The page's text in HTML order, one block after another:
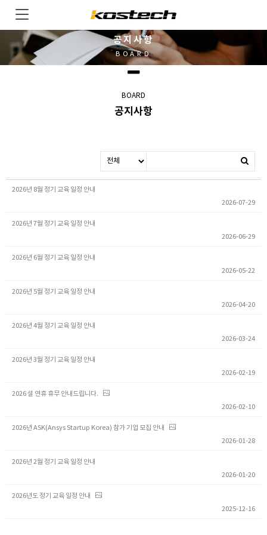
공지사항
BOARD
BOARD
공지사항
2026년 8월 정기 교육 일정 안내
2026-07-29
2026년 7월 정기 교육 일정 안내
2026-06-29
2026년 6월 정기 교육 일정 안내
2026-05-22
2026년 5월 정기 교육 일정 안내
2026-04-20
2026년 4월 정기 교육 일정 안내
2026-03-24
2026년 3월 정기 교육 일정 안내
2026-02-19
2026 설 연휴 휴무 안내드립니다.
2026-02-10
2026년 ASK(Ansys Startup Korea) 참가 기업 모집 안내
2026-01-28
2026년 2월 정기 교육 일정 안내
2026-01-20
2026년도 정기 교육 일정 안내
2025-12-16